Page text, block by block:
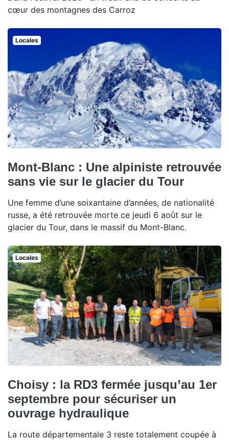
cœur des montagnes des Carroz
Locales
Mont-Blanc : Une alpiniste retrouvée
sans vie sur le glacier du Tour
Une femme d’une soixantaine d’années, de nationalité
russe, a été retrouvée morte ce jeudi 6 août sur le
glacier du Tour, dans le massif du Mont-Blanc.
Locales
Choisy : la RD3 fermée jusqu’au 1er
septembre pour sécuriser un
ouvrage hydraulique
La route départementale 3 reste totalement coupée à